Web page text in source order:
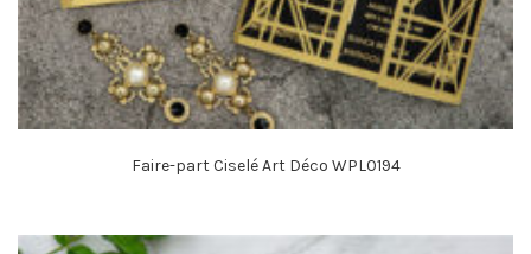
Faire-part Ciselé Art Déco WPL0194